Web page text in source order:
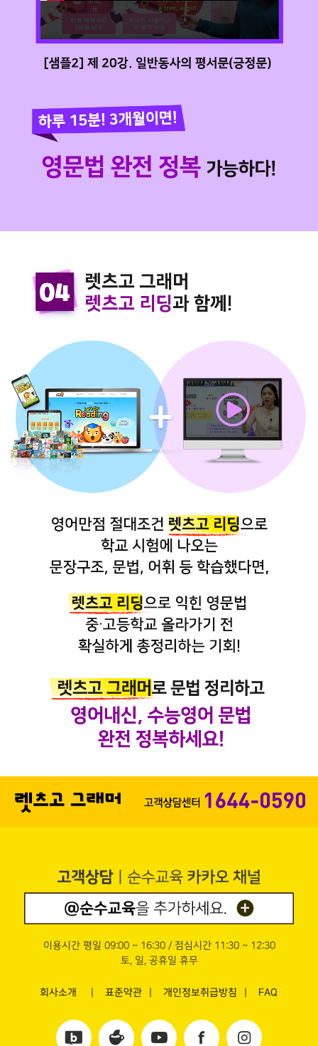
이용시간 평일 09:00 ~ 16:30 / 점심시간 11:30 ~ 12:30
토, 일, 공휴일 휴무
회사소개 표준약관 개인정보취급방침 FAQ